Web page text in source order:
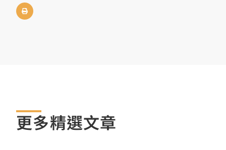
更多精選文章